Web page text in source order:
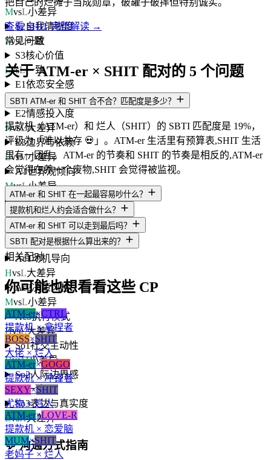
MvsL小差异
S2自我清晰度
LvsL一致
S3核心价值
LvsL一致
E1依恋安全感
HvsL大差异
E2情感投入度
HvsL大差异
E3边界与依赖
LvsM小差异
A1世界观倾向
MvsL小差异
A2规则与灵活度
LvsL一致
A3人生意义感
LvsL 一致
Ac1动机导向
HvsL大差异
Ac2决策风格
MvsL小差异
Ac3执行模式
HvsL大差异
So1社交主动性
HvsM小差异
So2人际边界感
LvsL一致
So3表达与真实度
LvsH大差异
💬沟通方式指南
把自己的烂摊子当成勋章，破罐子破摔但特别诚实。
查看 SHIT 完整解读 →
常见问题
关于 ATM-er × SHIT 配对的 5 个问题
SBTI ATM-er 和 SHIT 合不合？匹配度是多少？
提款机（ATM-er）和 烂人（SHIT）的 SBTI 匹配度是 19%，
评级为「难以共存 💀」。ATM-er 生活里有预算表,SHIT 生活
里有一团乱。ATM-er 的节奏和 SHIT 的节奏是相反的,ATM-er
会觉得在养一个废物,SHIT 会觉得被监视。
ATM-er 和 SHIT 在一起最容易吵什么？
提款机和烂人约会适合做什么？
ATM-er 和 SHIT 可以走到最后吗？
SBTI 配对是根据什么算出来的？
相关配对
你可能也想看看这些 CP
ATM-er×CTRL
提款机 × 拿捏者
BOSS×SHIT
大佬 × 烂人
ATM-er×GOGO
提款机 × 冲锋者
SEXY×SHIT
尤物 × 烂人
ATM-er×LOVE-R
提款机 × 恋爱脑
MUM×SHIT
老妈子 × 烂人